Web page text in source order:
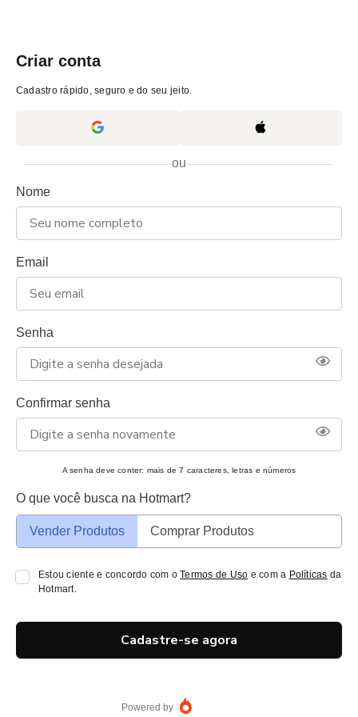
Criar conta
Cadastro rápido, seguro e do seu jeito.
ou
Nome
Email
Senha
Confirmar senha
A senha deve conter: mais de 7 caracteres, letras e números
O que você busca na Hotmart?
Vender Produtos Comprar Produtos
Estou ciente e concordo com oTermos de Uso e com a Políticas da
Hotmart.
Cadastre-se agora
Powered by